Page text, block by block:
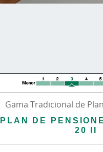
Gama Tradicional de
PLAN DE
20 II